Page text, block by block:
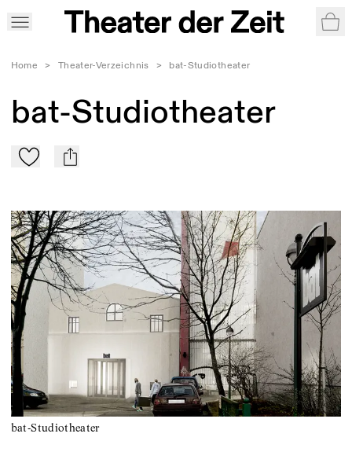
Home > Theater-Verzeichnis > bat-Studiotheater
bat-Studiotheater
Zu Mein-TdZ hinzufügen
mail
bat-Studiotheater